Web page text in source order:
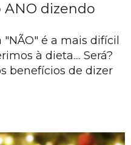
ANO dizendo
é a mais difícil
à dieta.... Será?
benefícios de dizer